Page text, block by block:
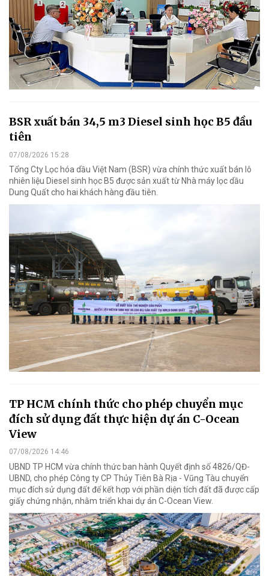
BSR xuất bán 34,5 m3 Diesel sinh học B5 đầu
tiên
07/08/2026 15:28
Tổng Cty Lọc hóa dầu Việt Nam (BSR) vừa chính thức xuất bán lô
nhiên liệu Diesel sinh học B5 được sản xuất từ Nhà máy lọc dầu
Dung Quất cho hai khách hàng đầu tiên.
TP HCM chính thức cho phép chuyển mục
đích sử dụng đất thực hiện dự án C-Ocean
View
07/08/2026 14:46
UBND TP HCM vừa chính thức ban hành Quyết định số 4826/QĐ-
UBND, cho phép Công ty CP Thủy Tiên Bà Rịa - Vũng Tàu chuyển
mục đích sử dụng đất để kết hợp với phần diện tích đất đã được cấp
giấy chứng nhận, nhằm triển khai dự án C-Ocean View.